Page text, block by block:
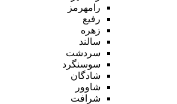
رامهرمز
رفیع
زهره
سالند
سردشت
سوسنگرد
شادگان
شاوور
شرافت